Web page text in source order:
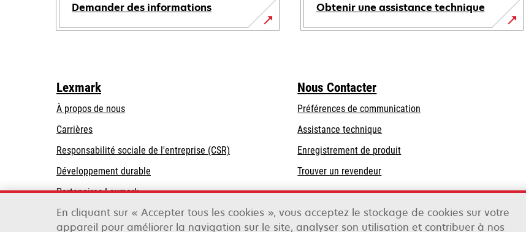
Demander des informations
Obtenir une assistance technique
s’ouvre
onglet
Lexmark
À propos de nous
Carrières
s’ouvre
dans
un
nouvel
onglet
Responsabilité sociale de l'entreprise (CSR)
nouvel
onglet
Développement durable
Partenaires Lexmark
Nous Contacter
Préférences de communication
s’ouvre
dans
un
nouvel
onglet
Assistance technique
dans
un
nouvel
onglet
Enregistrement de produit
Trouver un revendeur
Lexmark International, Inc., une entreprise Xerox
En cliquant sur « Accepter tous les cookies », vous acceptez le stockage de cookies sur votre
appareil pour améliorer la navigation sur le site, analyser son utilisation et contribuer à nos